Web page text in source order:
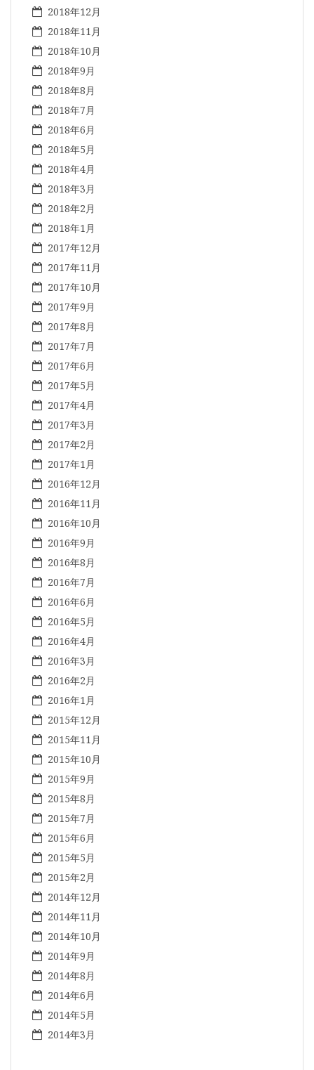
2018年12月
2018年11月
2018年10月
2018年9月
2018年8月
2018年7月
2018年6月
2018年5月
2018年4月
2018年3月
2018年2月
2018年1月
2017年12月
2017年11月
2017年10月
2017年9月
2017年8月
2017年7月
2017年6月
2017年5月
2017年4月
2017年3月
2017年2月
2017年1月
2016年12月
2016年11月
2016年10月
2016年9月
2016年8月
2016年7月
2016年6月
2016年5月
2016年4月
2016年3月
2016年2月
2016年1月
2015年12月
2015年11月
2015年10月
2015年9月
2015年8月
2015年7月
2015年6月
2015年5月
2015年2月
2014年12月
2014年11月
2014年10月
2014年9月
2014年8月
2014年6月
2014年5月
2014年3月